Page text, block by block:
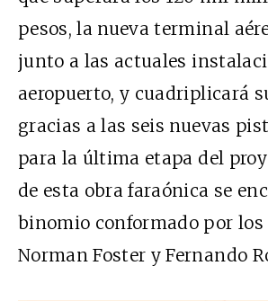
pesos, la nueva terminal
junto a las actuales
aeropuerto, y cuadriplicará
gracias a las seis nuevas
para la última etapa del
de esta obra faraónica se
binomio conformado por los
Norman Foster y Fernando